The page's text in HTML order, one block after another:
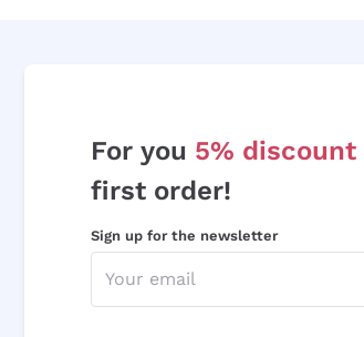
For you 5% discount
first order!
Sign up for the newsletter